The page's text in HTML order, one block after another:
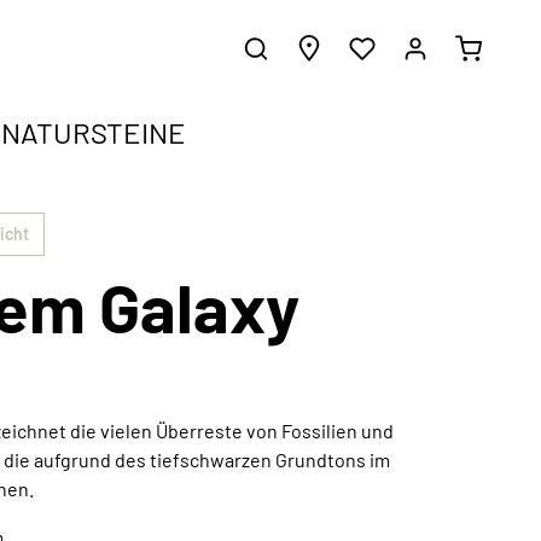
NATURSTEINE
in jeden Einrichtungsstil
Außergewöhnliche Kunstwerke
erhalte inspirierende Gestaltungsideen.
Galaxy
zeichnet die vielen Überreste von Fossilien und
aufgrund des tiefschwarzen Grundtons im